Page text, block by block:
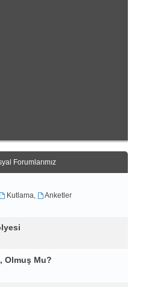
Forumlarımız
Kutlama,
Anketler
Olmuş Mu?